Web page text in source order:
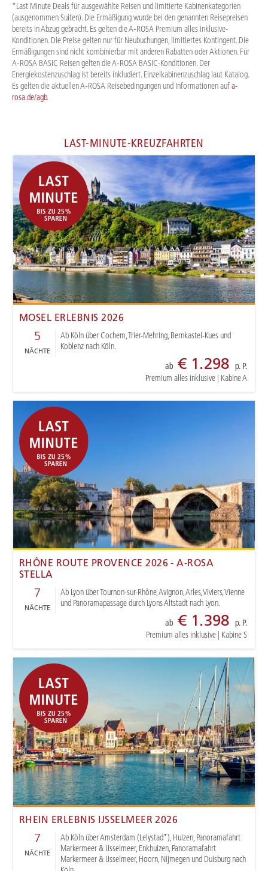
*Last Minute Deals für ausgewählte Reisen und limitierte Kabinenkategorien
(ausgenommen Suiten). Die Ermäßigung wurde bei den genannten Reisepreisen
bereits in Abzug gebracht. Es gelten die A‑ROSA Premium alles inklusive-
Konditionen. Die Preise gelten nur für Neubuchungen, limitiertes Kontingent. Die
Ermäßigungen sind nicht kombinierbar mit anderen Rabatten oder Aktionen. Für
A‑ROSA BASIC Reisen gelten die A‑ROSA BASIC-Konditionen. Der
Energiekostenzuschlag ist bereits inkludiert. Einzelkabinenzuschlag laut Katalog.
Es gelten die aktuellen A‑ROSA Reisebedingungen und Informationen aufa-
rosa.de/agb.
LAST-MINUTE-KREUZFAHRTEN
MOSEL ERLEBNIS 2026
5
NÄCHTE
Ab Köln über Cochem, Trier-Mehring, Bernkastel-Kues und
Koblenz nach Köln.
ab€ 1.298 p. P.
Premium alles inklusive | Kabine A
RHÔNE ROUTE PROVENCE 2026 - A-ROSA
STELLA
7
NÄCHTE
Ab Lyon über Tournon-sur-Rhône, Avignon, Arles, Viviers, Vienne
und Panoramapassage durch Lyons Altstadt nach Lyon.
ab€ 1.398 p. P.
Premium alles inklusive | Kabine S
RHEIN ERLEBNIS IJSSELMEER 2026
7
NÄCHTE
Ab Köln über Amsterdam (Lelystad*), Huizen, Panoramafahrt
Markermeer & IJsselmeer, Enkhuizen, Panoramafahrt
Markermeer & IJsselmeer, Hoorn, Nijmegen und Duisburg nach